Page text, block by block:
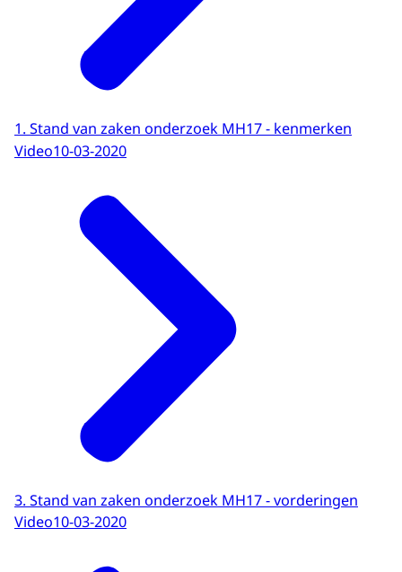
1. Stand van zaken onderzoek MH17 - kenmerken
Video10-03-2020
3. Stand van zaken onderzoek MH17 - vorderingen
Video10-03-2020